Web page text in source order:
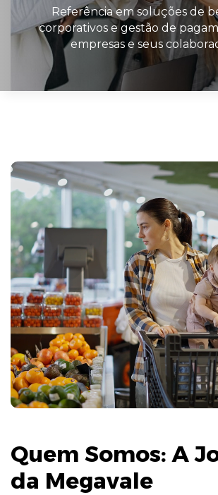
Referência em soluções de
corporativos e gestão de
empresas e seus
Quem Somos: A
da Megavale